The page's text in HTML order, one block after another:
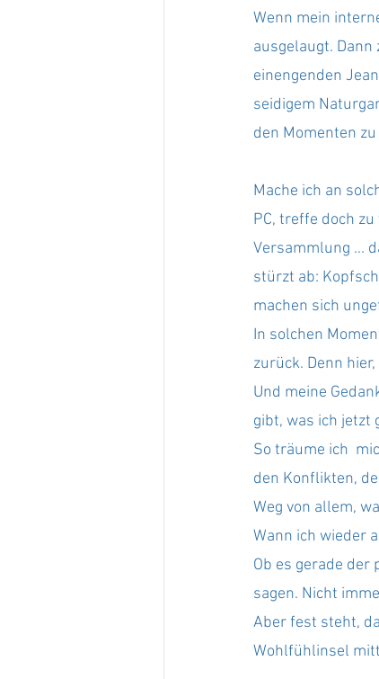
Wenn mein
ausgelaugt.
einengenden
seidigem
den Momenten zu
Mache ich an
PC, treffe doch
Versammlung ...
stürzt ab:
machen sich
In solchen
zurück. Denn
Und meine
gibt, was ich jetzt
So träume ich
den Konflikten,
Weg von allem,
Wann ich wieder
Ob es gerade der
sagen. Nicht
Aber fest steht,
Wohlfühlinsel